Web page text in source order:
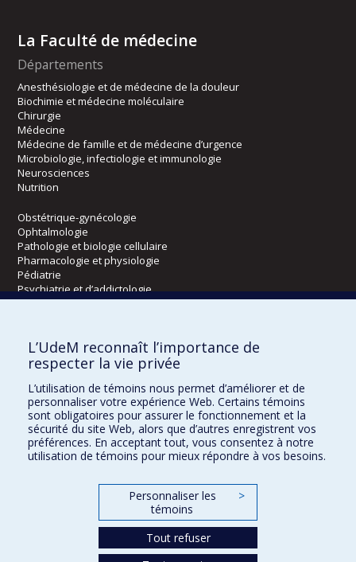
La Faculté de médecine
Départements
Anesthésiologie et de médecine de la douleur
Biochimie et médecine moléculaire
Chirurgie
Médecine
Médecine de famille et de médecine d’urgence
Microbiologie, infectiologie et immunologie
Neurosciences
Nutrition
Obstétrique-gynécologie
Ophtalmologie
Pathologie et biologie cellulaire
Pharmacologie et physiologie
Pédiatrie
Psychiatrie et d’addictologie
Radiologie, radio-oncologie et médecine nucléaire
Écoles
Orthophonie et audiologie
Réadaptation
Directions
L’UdeM reconnaît l’importance de
respecter la vie privée
L’utilisation de témoins nous permet d’améliorer et de
personnaliser votre expérience Web. Certains témoins
sont obligatoires pour assurer le fonctionnement et la
sécurité du site Web, alors que d’autres enregistrent vos
préférences. En acceptant tout, vous consentez à notre
utilisation de témoins pour mieux répondre à vos besoins.
Personnaliser les
témoins
>
Tout refuser